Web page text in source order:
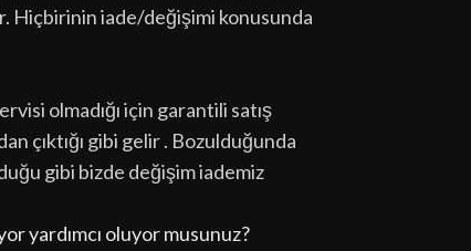
Hiçbirinin iade/değişimi konusunda
olmadığı için garantili satış
çıktığı gibi gelir . Bozulduğunda
gibi bizde değişim iademiz
yardımcı oluyor musunuz?